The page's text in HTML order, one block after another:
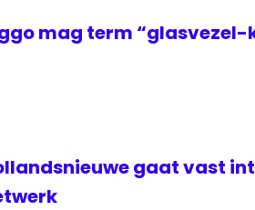
mag term
gaat vast